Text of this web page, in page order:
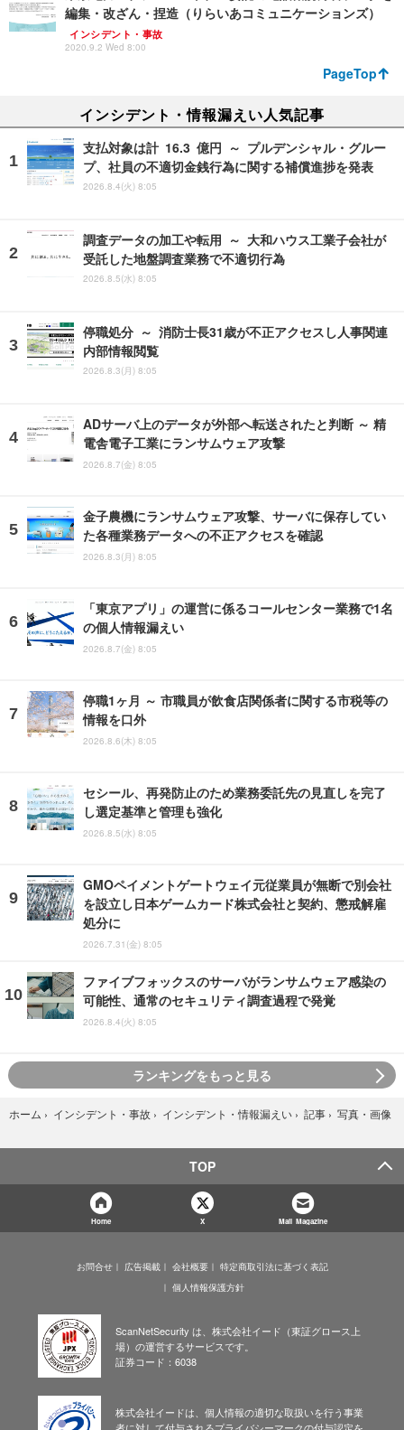
編集・改ざん・捏造（りらいあコミュニケーションズ）
インシデント・事故
2020.9.2 Wed 8:00
PageTop
インシデント・情報漏えい人気記事
支払対象は計 16.3 億円 ～ プルデンシャル・グルー
プ、社員の不適切金銭行為に関する補償進捗を発表
2026.8.4(火) 8:05
調査データの加工や転用 ～ 大和ハウス工業子会社が
受託した地盤調査業務で不適切行為
2026.8.5(水) 8:05
停職処分 ～ 消防士長31歳が不正アクセスし人事関連
内部情報閲覧
2026.8.3(月) 8:05
ADサーバ上のデータが外部へ転送されたと判断 ～ 精
電舎電子工業にランサムウェア攻撃
2026.8.7(金) 8:05
金子農機にランサムウェア攻撃、サーバに保存してい
た各種業務データへの不正アクセスを確認
2026.8.3(月) 8:05
「東京アプリ」の運営に係るコールセンター業務で1名
の個人情報漏えい
2026.8.7(金) 8:05
停職1ヶ月 ～ 市職員が飲食店関係者に関する市税等の
情報を口外
2026.8.6(木) 8:05
セシール、再発防止のため業務委託先の見直しを完了
し選定基準と管理も強化
2026.8.5(水) 8:05
GMOペイメントゲートウェイ元従業員が無断で別会社
を設立し日本ゲームカード株式会社と契約、懲戒解雇
処分に
2026.7.31(金) 8:05
ファイブフォックスのサーバがランサムウェア感染の
可能性、通常のセキュリティ調査過程で発覚
2026.8.4(火) 8:05
ランキングをもっと見る
ホーム › インシデント・事故 › インシデント・情報漏えい › 記事 › 写真・画像
TOP
Home X Mail Magazine
お問合せ 広告掲載 会社概要
特定商取引法に基づく表記
個人情報保護方針
ScanNetSecurity は、株式会社イード（東証グロース上
場）の運営するサービスです。
証券コード：6038
株式会社イードは、個人情報の適切な取扱いを行う事業